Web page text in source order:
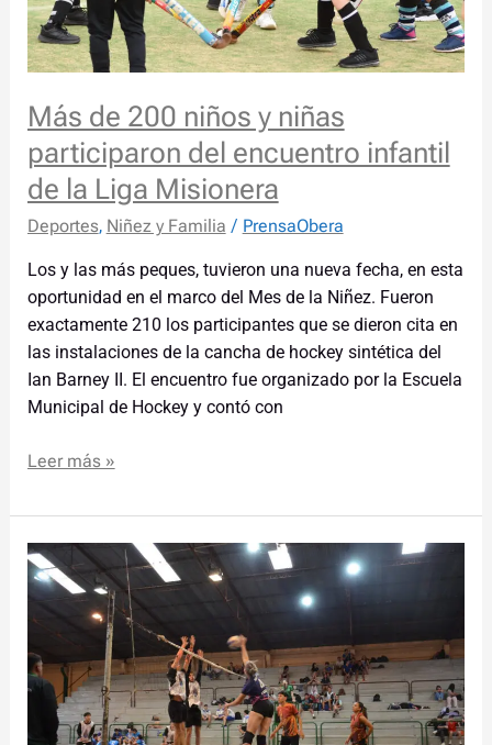
Más de 200 niños y niñas
participaron del encuentro infantil
de la Liga Misionera
Deportes, Niñez y Familia / PrensaObera
Los y las más peques, tuvieron una nueva fecha, en esta
oportunidad en el marco del Mes de la Niñez. Fueron
exactamente 210 los participantes que se dieron cita en
las instalaciones de la cancha de hockey sintética del
Ian Barney II. El encuentro fue organizado por la Escuela
Municipal de Hockey y contó con
encuentro
infantil
de
Liga
Misionera
Leer más »
Exitosos
torneos
relámpagos
voléy
mixto